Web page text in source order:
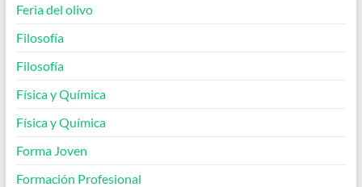
Feria del olivo
Filosofía
Filosofía
Física y Química
Física y Química
Forma Joven
Formación Profesional